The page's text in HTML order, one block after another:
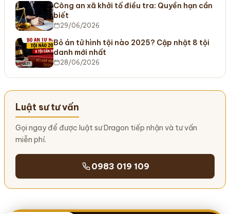
Công an xã khởi tố điều tra: Quyền hạn cần
biết
29/06/2026
Bỏ án tử hình tội nào 2025? Cập nhật 8 tội
danh mới nhất
28/06/2026
Luật sư tư vấn
Gọi ngay để được luật sư Dragon tiếp nhận và tư vấn
miễn phí.
0983 019 109